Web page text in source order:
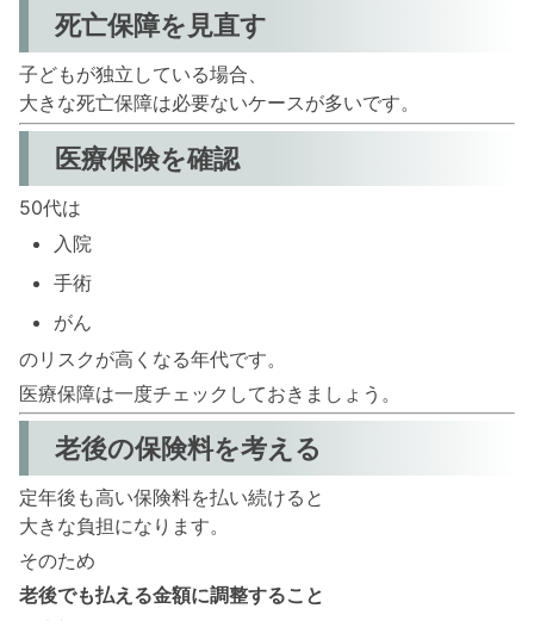
死亡保障を見直す
子どもが独立している場合、
大きな死亡保障は必要ないケースが多いです。
医療保険を確認
50代は
入院
手術
がん
のリスクが高くなる年代です。
医療保障は一度チェックしておきましょう。
老後の保険料を考える
定年後も高い保険料を払い続けると
大きな負担になります。
そのため
老後でも払える金額に調整すること